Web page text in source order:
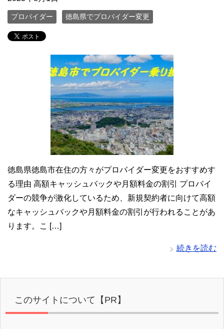
プロバイダー 徳島県でプロバイダー変更
徳島県徳島市在住の方々がプロバイダー変更をおすすめす
る理由 高額キャッシュバックや月額料金の割引 プロバイ
ダーの競争が激化しているため、新規契約者に向けて高額
なキャッシュバックや月額料金の割引が行われることがあ
ります。こ […]
続きを読む
このサイトについて【PR】